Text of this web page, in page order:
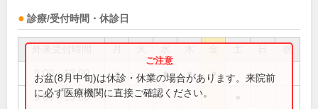
診療/受付時間・休診日
祝
9:00～13:00 ● ● ● ●
9:00～13:30
お盆(8月中旬)は休診・休業の場合があります。来院前
に必ず医療機関に直接ご確認ください。